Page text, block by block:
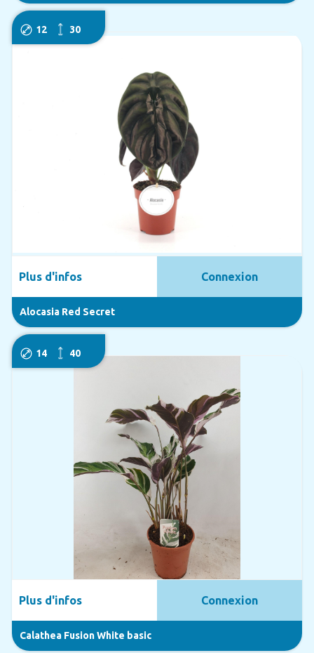
12 30
Alocasia Red Secret
Plus d'infos Connexion
14 40
Calathea Fusion White basic
Plus d'infos Connexion